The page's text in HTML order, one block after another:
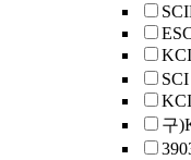
SCI
구